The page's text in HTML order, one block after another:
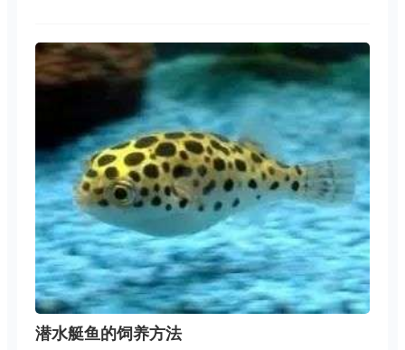
潜水艇鱼的饲养方法